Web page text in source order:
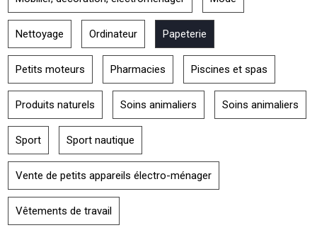
Nettoyage Ordinateur Papeterie
Petits moteurs Pharmacies Piscines et spas
Produits naturels Soins animaliers Soins animaliers
Sport Sport nautique
Vente de petits appareils électro-ménager
Vêtements de travail